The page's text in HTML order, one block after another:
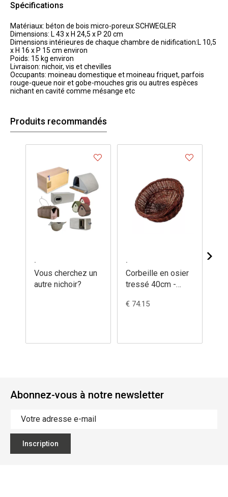
Spécifications
Matériaux: béton de bois micro-poreux SCHWEGLER
Dimensions: L 43 x H 24,5 x P 20 cm
Dimensions intérieures de chaque chambre de nidification:L 10,5
x H 16 x P 15 cm environ
Poids: 15 kg environ
Livraison: nichoir, vis et chevilles
Occupants: moineau domestique et moineau friquet, parfois
rouge-queue noir et gobe-mouches gris ou autres espèces
nichant en cavité comme mésange etc
Produits recommandés
.
Vous cherchez un
autre nichoir?
.
Corbeille en osier
tressé 40cm -
€ 74.15
Abonnez-vous à notre newsletter
Inscription